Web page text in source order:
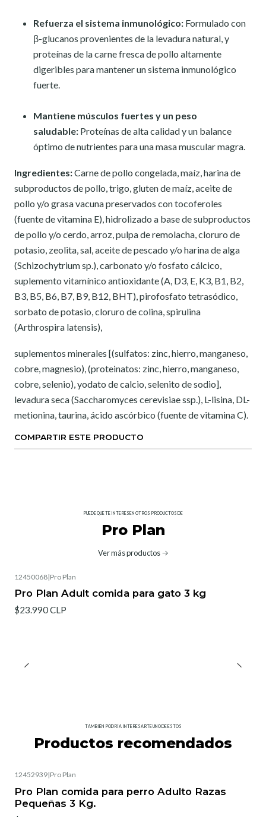
Refuerza el sistema inmunológico: Formulado con
β-glucanos provenientes de la levadura natural, y
proteínas de la carne fresca de pollo altamente
digeribles para mantener un sistema inmunológico
fuerte.
Mantiene músculos fuertes y un peso
saludable: Proteínas de alta calidad y un balance
óptimo de nutrientes para una masa muscular magra.
Ingredientes:Carne de pollo congelada, maíz, harina de
subproductos de pollo, trigo, gluten de maíz, aceite de
pollo y/o grasa vacuna preservados con tocoferoles
(fuente de vitamina E), hidrolizado a base de subproductos
de pollo y/o cerdo, arroz, pulpa de remolacha, cloruro de
potasio, zeolita, sal, aceite de pescado y/o harina de alga
(Schizochytrium sp.), carbonato y/o fosfato cálcico,
suplemento vitamínico antioxidante (A, D3, E, K3, B1, B2,
B3, B5, B6, B7, B9, B12, BHT), pirofosfato tetrasódico,
sorbato de potasio, cloruro de colina, spirulina
(Arthrospira latensis),
suplementos minerales [(sulfatos: zinc, hierro, manganeso,
cobre, magnesio), (proteinatos: zinc, hierro, manganeso,
cobre, selenio), yodato de calcio, selenito de sodio],
levadura seca (Saccharomyces cerevisiae ssp.), L-lisina, DL-
metionina, taurina, ácido ascórbico (fuente de vitamina C).
COMPARTIR ESTE PRODUCTO
PUEDE QUE TE INTERESEN OTROS PRODUCTOS DE
Pro Plan
Ver más productos
12450068|Pro Plan
Pro Plan Adult comida para gato 3 kg
$23.990 CLP
TAMBIÉN PODRÍA INTERESARTE UNO DE ESTOS
Productos recomendados
12452939|Pro Plan
Pro Plan comida para perro Adulto Razas
Pequeñas 3 Kg.